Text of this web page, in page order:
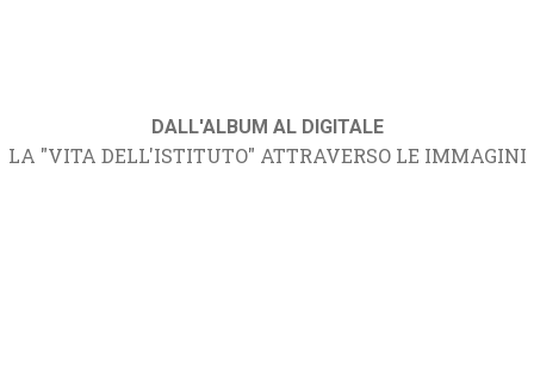
DALL'ALBUM AL DIGITALE
LA "VITA DELL'ISTITUTO" ATTRAVERSO LE IMMAGINI